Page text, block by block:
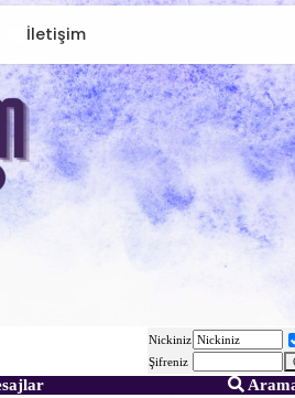
İletişim
Nickiniz
Şifreniz